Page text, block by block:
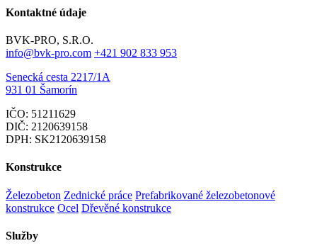
Kontaktné údaje
BVK-PRO, S.R.O.
info@bvk-pro.com +421 902 833 953
Senecká cesta 2217/1A
931 01 Šamorín
IČO: 51211629
DIČ: 2120639158
DPH: SK2120639158
Konstrukce
Železobeton Zednické práce Prefabrikované železobetonové
konstrukce Ocel Dřevěné konstrukce
Služby